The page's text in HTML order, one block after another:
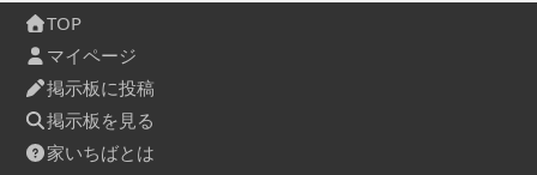
TOP
マイページ
掲示板に投稿
掲示板を見る
家いちばとは